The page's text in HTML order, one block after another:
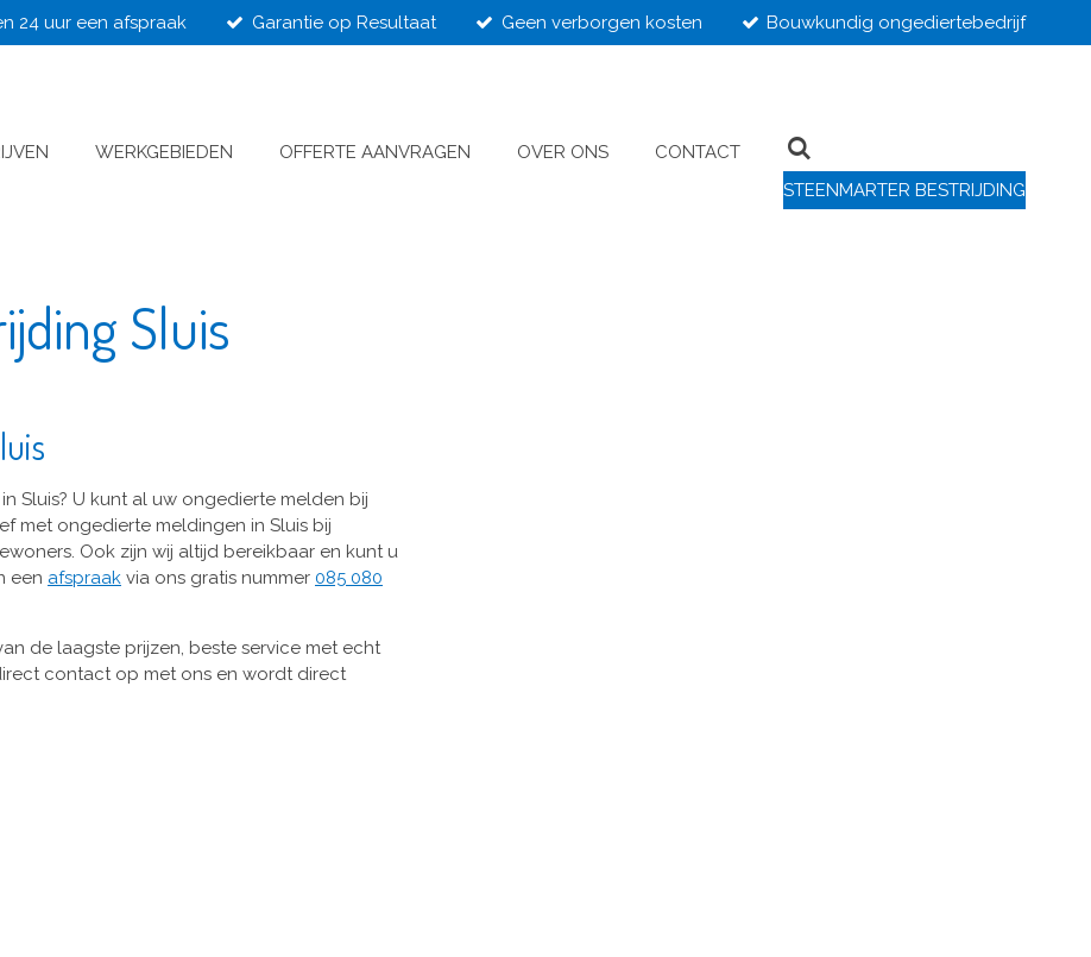
24 uur een afspraak Garantie op Resultaat Geen verborgen kosten Bouwkundig ongediertebedrijf
WERKGEBIEDEN OFFERTE AANVRAGEN OVER ONS
CONTACT
STEENMARTER BESTRIJDING
Sluis
Sluis? U kunt al uw ongedierte melden bij
met ongedierte meldingen in Sluis bij
Ook zijn wij altijd bereikbaar en kunt u
een afspraak via ons gratis nummer 085 080
de laagste prijzen, beste service met echt
contact op met ons en wordt direct